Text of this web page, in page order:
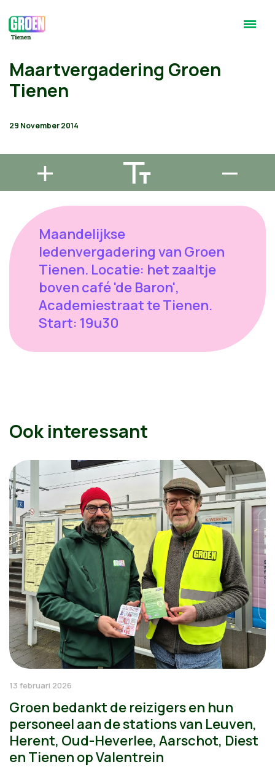
Maartvergadering Groen
Tienen
29 November 2014
Maandelijkse
ledenvergadering van Groen
Tienen. Locatie: het zaaltje
boven café 'de Baron',
Academiestraat te Tienen.
Start: 19u30
Ook interessant
13 februari 2026
Groen bedankt de reizigers en hun
personeel aan de stations van Leuven,
Herent, Oud-Heverlee, Aarschot, Diest
en Tienen op Valentrein